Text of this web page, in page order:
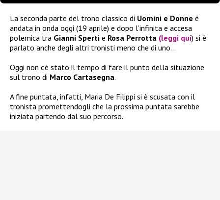
La seconda parte del trono classico di Uomini e Donne è
andata in onda oggi (19 aprile) e dopo l’infinita e accesa
polemica tra Gianni Sperti e Rosa Perrotta (leggi qui) si è
parlato anche degli altri tronisti meno che di uno…
Oggi non c’è stato il tempo di fare il punto della situazione
sul trono di Marco Cartasegna.
A fine puntata, infatti, Maria De Filippi si è scusata con il
tronista promettendogli che la prossima puntata sarebbe
iniziata partendo dal suo percorso.